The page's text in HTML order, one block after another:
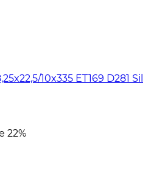
10x335 ET169 D281 Sil
22%